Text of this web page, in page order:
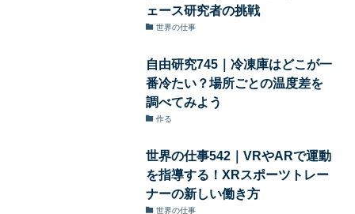
ェース研究者の挑戦
世界の仕事
自由研究745｜冷凍庫はどこが一
番冷たい？場所ごとの温度差を
調べてみよう
作る
世界の仕事542｜VRやARで運動
を指導する！XRスポーツトレー
ナーの新しい働き方
世界の仕事